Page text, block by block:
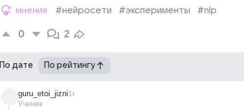
мнения #нейросети #эксперименты #nlp
0 2
По дате По рейтингу
guru_etoi_jizni
Ученик
1г